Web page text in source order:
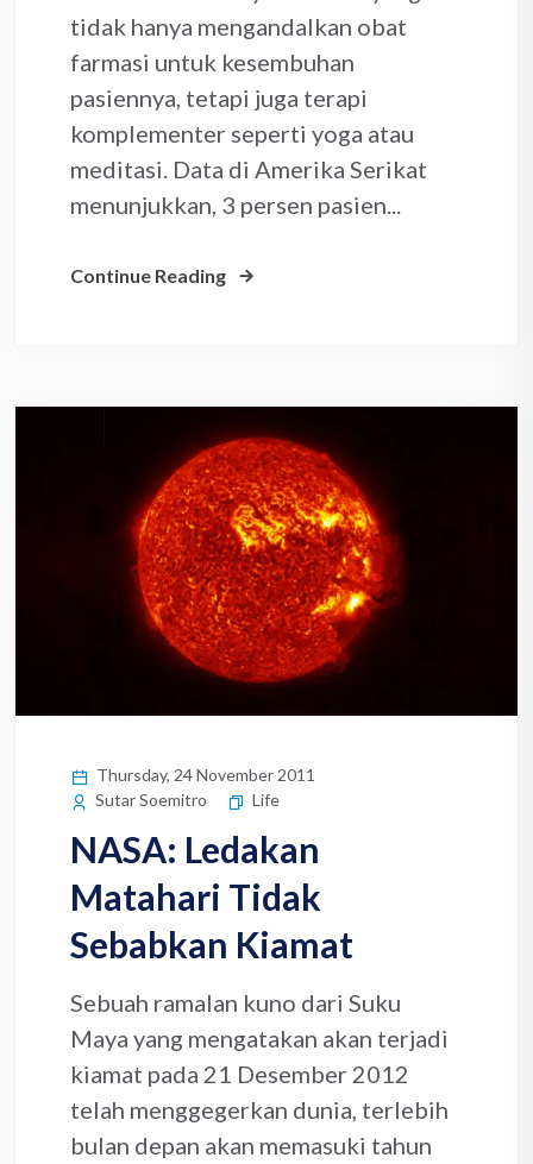
tidak hanya mengandalkan obat
farmasi untuk kesembuhan
pasiennya, tetapi juga terapi
komplementer seperti yoga atau
meditasi. Data di Amerika Serikat
menunjukkan, 3 persen pasien...
Continue Reading
Thursday, 24 November 2011
Sutar Soemitro
Life
NASA: Ledakan
Matahari Tidak
Sebabkan Kiamat
Sebuah ramalan kuno dari Suku
Maya yang mengatakan akan terjadi
kiamat pada 21 Desember 2012
telah menggegerkan dunia, terlebih
bulan depan akan memasuki tahun